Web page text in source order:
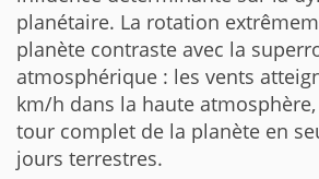
planétaire. La rotation
planète contraste avec la
atmosphérique : les vents
km/h dans la haute
tour complet de la planète en
jours terrestres.